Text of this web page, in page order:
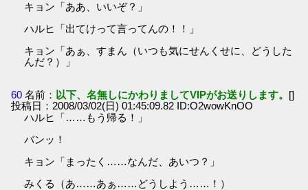
キョン「ああ、いいぞ？」
ハルヒ「出てけって言ってんの！！」
キョン「あぁ、すまん（いつも気にせんくせに、どうした
んだ？）」
60 名前： 以下、名無しにかわりましてVIPがお送りします。 []
投稿日：2008/03/02(日) 01:45:09.82 ID:O2wowKnOO
ハルヒ「……もう帰る！」
バンッ！
キョン「まったく……なんだ、あいつ？」
みくる（あ……あぁ……どうしよう……！）